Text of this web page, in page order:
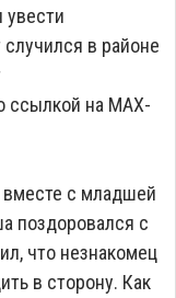
в районе
ссылкой на МАХ-
вместе с младшей
поздоровался с
что незнакомец
в сторону. Как